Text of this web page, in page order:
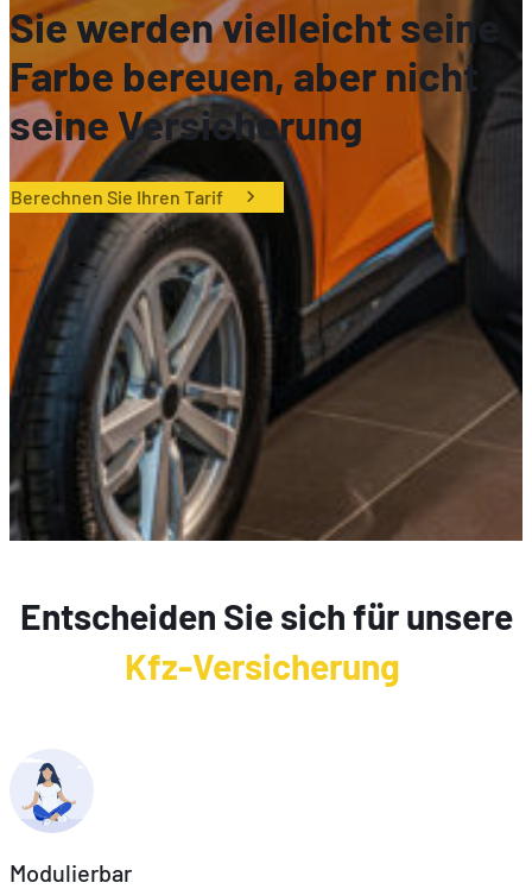
Sie werden vielleicht seine
Farbe bereuen, aber nicht
seine Versicherung
Berechnen Sie Ihren Tarif
Entscheiden Sie sich für unsere
Kfz-Versicherung
Modulierbar